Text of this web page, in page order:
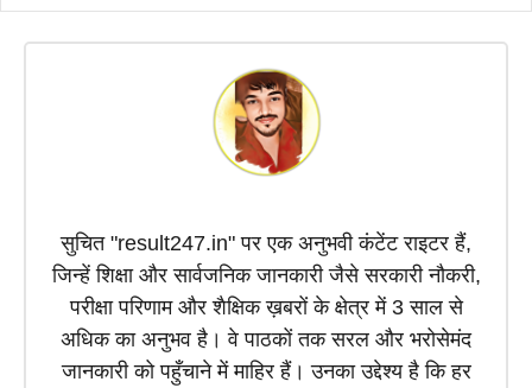
r
सुचित "result247.in" पर एक अनुभवी कंटेंट राइटर हैं,
जिन्हें शिक्षा और सार्वजनिक जानकारी जैसे सरकारी नौकरी,
परीक्षा परिणाम और शैक्षिक ख़बरों के क्षेत्र में 3 साल से
अधिक का अनुभव है। वे पाठकों तक सरल और भरोसेमंद
जानकारी को पहुँचाने में माहिर हैं। उनका उद्देश्य है कि हर